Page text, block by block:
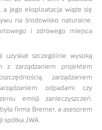
a jego eksploatacja wiąże się
na środowisko naturalne.
i zdrowego miejsca
szczególnie wysoką
z zarządzaniem projektem
zarządzaniem
odpadami czy
emisji zanieczyszczeń.
firma Bremer, a asesorem
JWA.